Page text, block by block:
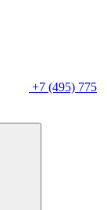
+7 (495) 775